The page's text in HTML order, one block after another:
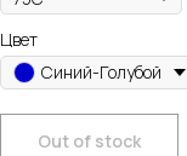
Цвет
Синий-Голубой
Out of stock